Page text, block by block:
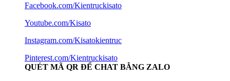
Facebook.com/Kientruckisato
Youtube.com/Kisato
Instagram.com/Kisatokientruc
Pinterest.com/Kientruckisato
QUÉT MÃ QR ĐỂ CHAT BẰNG ZALO